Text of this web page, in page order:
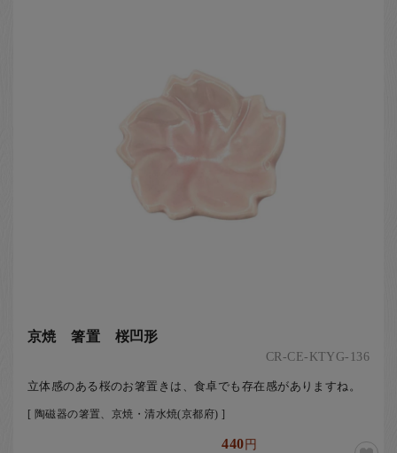
京焼 箸置 桜凹形
CR-CE-KTYG-136
立体感のある桜のお箸置きは、食卓でも存在感がありますね。
[ 陶磁器の箸置、京焼・清水焼(京都府) ]
440円